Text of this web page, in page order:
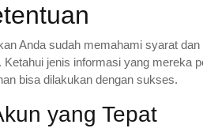
Anda sudah memahami syarat
jenis informasi yang mereka
bisa dilakukan dengan sukses.
yang Tepat